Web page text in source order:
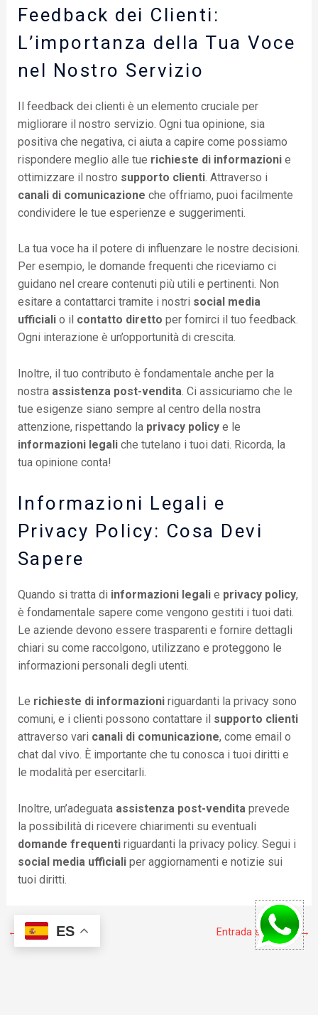
Feedback dei Clienti:
L’importanza della Tua Voce
nel Nostro Servizio
Il feedback dei clienti è un elemento cruciale per
migliorare il nostro servizio. Ogni tua opinione, sia
positiva che negativa, ci aiuta a capire come possiamo
rispondere meglio alle tue richieste di informazionie
ottimizzare il nostro supporto clienti. Attraverso i
canali di comunicazione che offriamo, puoi facilmente
condividere le tue esperienze e suggerimenti.
La tua voce ha il potere di influenzare le nostre decisioni.
Per esempio, le domande frequenti che riceviamo ci
guidano nel creare contenuti più utili e pertinenti. Non
esitare a contattarci tramite i nostri social media
ufficialio il contatto diretto per fornirci il tuo feedback.
Ogni interazione è un’opportunità di crescita.
Inoltre, il tuo contributo è fondamentale anche per la
nostra assistenza post-vendita. Ci assicuriamo che le
tue esigenze siano sempre al centro della nostra
attenzione, rispettando la privacy policye le
informazioni legaliche tutelano i tuoi dati. Ricorda, la
tua opinione conta!
Informazioni Legali e
Privacy Policy: Cosa Devi
Sapere
Quando si tratta di informazioni legalie privacy policy,
è fondamentale sapere come vengono gestiti i tuoi dati.
Le aziende devono essere trasparenti e fornire dettagli
chiari su come raccolgono, utilizzano e proteggono le
informazioni personali degli utenti.
Le richieste di informazioniriguardanti la privacy sono
comuni, e i clienti possono contattare il supporto clienti
attraverso vari canali di comunicazione, come email o
chat dal vivo. È importante che tu conosca i tuoi diritti e
le modalità per esercitarli.
Inoltre, un’adeguata assistenza post-venditaprevede
la possibilità di ricevere chiarimenti su eventuali
domande frequentiriguardanti la privacy policy. Segui i
social media ufficialiper aggiornamenti e notizie sui
tuoi diritti.
← Entrada anterior Entrada siguiente→
ES